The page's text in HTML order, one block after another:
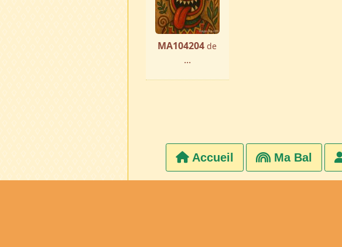
MA104204 de
...
Accueil Ma Bal